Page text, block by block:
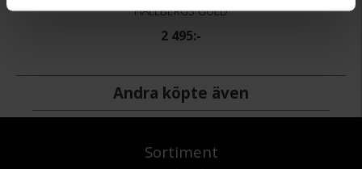
HALLBERGS GULD
2 495:-
Andra köpte även
Sortiment